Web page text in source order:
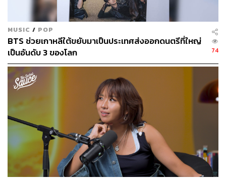
(หรือซงมินโฮ รองแชมป์Show Me The Money ซีซัน 4)
ทั้งคู่อยู่ภายใต้สังกัด YG เช่นเดียวกัน แต่เขาก็ยังเดินตามทาง
ของตัวเอง เช่น รอยสักที่แขนซ้าย เขาลบมันออกไปไม่ได้
เพราะมันคือสิ่งเตือนใจว่าตัวตนเขาคือใคร
MUSIC / POP
BTS ช่วยเกาหลีใต้ขยับมาเป็นประเทศส่งออกดนตรีที่ใหญ่
เป็นอันดับ 3 ของโลก
74